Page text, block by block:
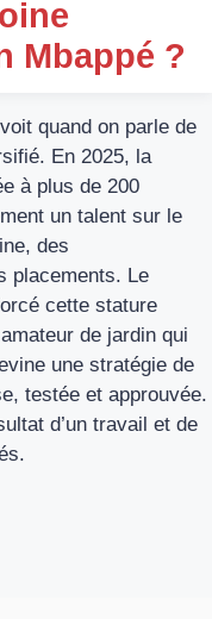
Mbappé ?
quand on parle de
En 2025, la
à plus de 200
un talent sur le
des
placements. Le
cette stature
de jardin qui
une stratégie de
testée et approuvée.
d’un travail et de